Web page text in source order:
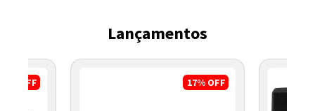
Lançamentos
OFF 17% OFF